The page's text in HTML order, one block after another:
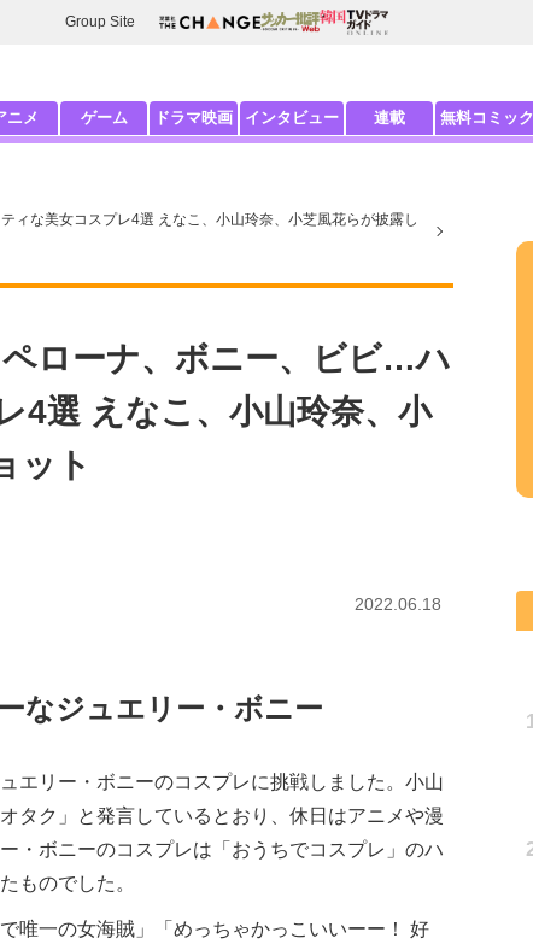
Group Site
ニメ ゲーム ドラマ映画 インタビュー 連載 無料コミック
ィな美女コスプレ4選 えなこ、小山玲奈、小芝風花らが披露し
ペローナ、ボニー、ビビ…ハ
4選 えなこ、小山玲奈、小
ット
2022.06.18
なジュエリー・ボニー
エリー・ボニーのコスプレに挑戦しました。小山
タク」と発言しているとおり、休日はアニメや漫
・ボニーのコスプレは「おうちでコスプレ」のハ
ものでした。
唯一の女海賊」「めっちゃかっこいいーー！ 好